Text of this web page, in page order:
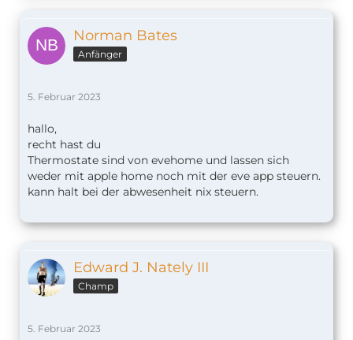
Norman Bates
Anfänger
5. Februar 2023
hallo,
recht hast du
Thermostate sind von evehome und lassen sich
weder mit apple home noch mit der eve app steuern.
kann halt bei der abwesenheit nix steuern.
Edward J. Nately III
Champ
5. Februar 2023